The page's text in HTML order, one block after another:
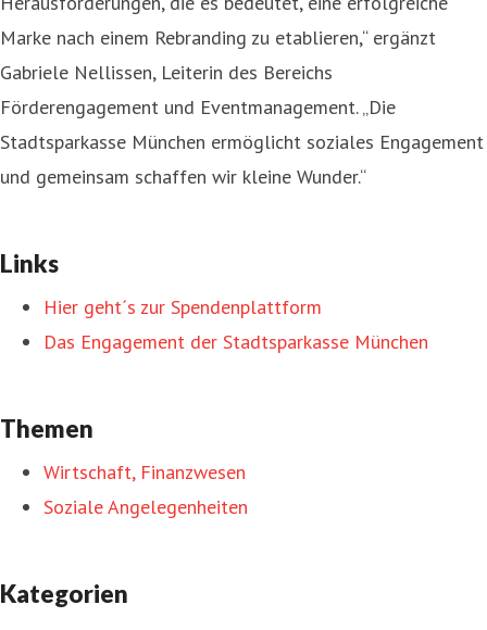
Marke nach einem Rebranding zu etablieren,“ ergänzt
Gabriele Nellissen, Leiterin des Bereichs
Förderengagement und Eventmanagement. „Die
Stadtsparkasse München ermöglicht soziales Engagement
und gemeinsam schaffen wir kleine Wunder.“
Links
Hier geht´s zur Spendenplattform
Das Engagement der Stadtsparkasse München
Themen
Wirtschaft, Finanzwesen
Soziale Angelegenheiten
Kategorien